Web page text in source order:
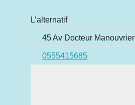
L’alternatif
45 Av Docteur Manouvrier
0555415685